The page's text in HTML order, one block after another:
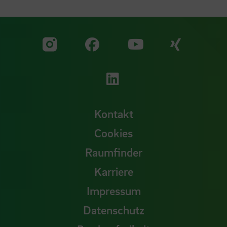
Zu unserer Facebook
Zu
Zu unserer
Kontakt
Cookies
Raumfinder
Karriere
Impressum
Datenschutz